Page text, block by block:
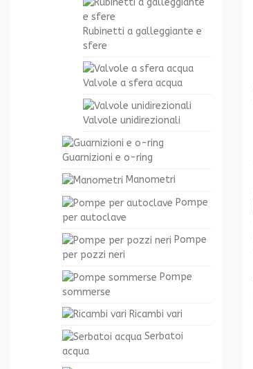
Rubinetti a galleggiante e
sfere
Valvole a sfera acqua
Valvole unidirezionali
Guarnizioni e o-ring
Manometri
Pompe
per autoclave
Pompe
per pozzi neri
Pompe
sommerse
Ricambi vari
Serbatoi
acqua